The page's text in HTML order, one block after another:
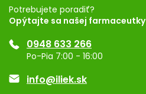
Registrácia
Ponuka pre firmy
Značky
Potrebujete poradiť?
Opýtajte sa našej farmaceutky
0948 633 266
Po-Pia 7:00 - 16:00
info@iliek.sk